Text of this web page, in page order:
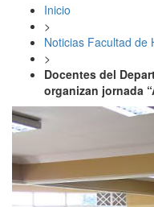
Inicio
>
Noticias Facultad de
>
Docentes del
organizan jornada